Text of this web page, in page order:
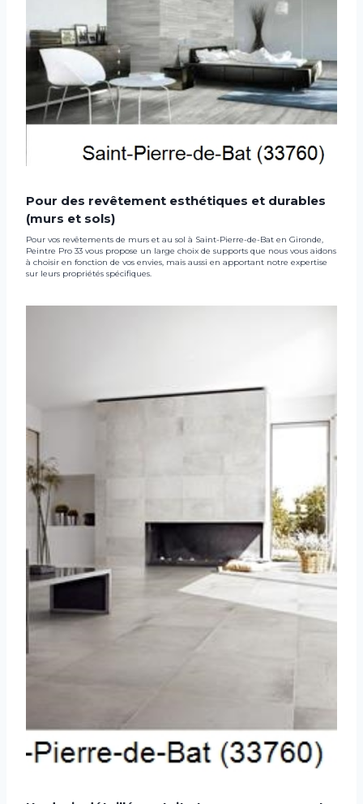
Pour des revêtement esthétiques et durables
(murs et sols)
Pour vos revêtements de murs et au sol à Saint-Pierre-de-Bat en Gironde,
Peintre Pro 33 vous propose un large choix de supports que nous vous aidons
à choisir en fonction de vos envies, mais aussi en apportant notre expertise
sur leurs propriétés spécifiques.